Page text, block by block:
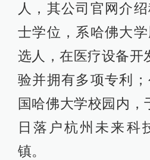
人，其公司官网介
士学位，系哈佛大
选人，在医疗设备开
验并拥有多项专利
国哈佛大学校园内，
日落户杭州未来科
镇。